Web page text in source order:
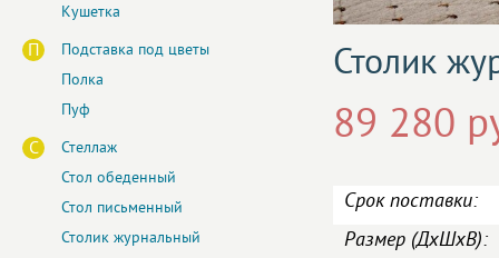
Кушетка
П
Подставка под цветы
Полка
Пуф
С
Стеллаж
Стол обеденный
Стол письменный
Столик журнальный
Столик
89 280
Срок поставки:
Размер (ДxШxВ):